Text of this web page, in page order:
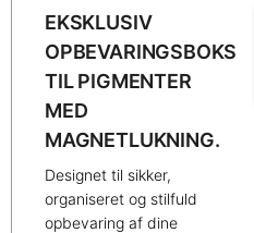
EKSKLUSIV
OPBEVARINGSBOKS
TIL PIGMENTER
MED
MAGNETLUKNING.
Designet til sikker,
organiseret og stilfuld
opbevaring af dine